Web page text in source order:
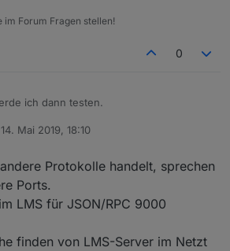
im Forum Fragen stellen!
0
ich dann testen.
geschrieben, der Media Server läuft
schon lange auf den Standartports ohne
14. Mai 2019, 18:10
von
Protokolle handelt, sprechen
Ports.
LMS für JSON/RPC 9000
finden von LMS-Server im Netzt